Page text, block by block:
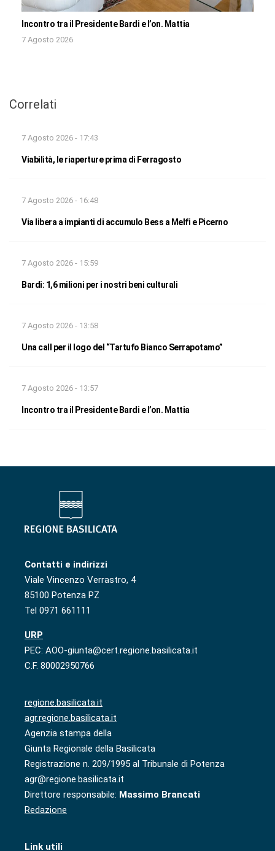
Incontro tra il Presidente Bardi e l’on. Mattia
7 Agosto 2026
Correlati
7 Agosto 2026 - 17:43
Viabilità, le riaperture prima di Ferragosto
7 Agosto 2026 - 16:48
Via libera a impianti di accumulo Bess a Melfi e Picerno
7 Agosto 2026 - 15:59
Bardi: 1,6 milioni per i nostri beni culturali
7 Agosto 2026 - 13:58
Una call per il logo del “Tartufo Bianco Serrapotamo”
7 Agosto 2026 - 13:57
Incontro tra il Presidente Bardi e l’on. Mattia
Contatti e indirizzi
Viale Vincenzo Verrastro, 4
85100 Potenza PZ
Tel 0971 661111
URP
PEC: AOO-giunta@cert.regione.basilicata.it
C.F. 80002950766
regione.basilicata.it
agr.regione.basilicata.it
Agenzia stampa della
Giunta Regionale della Basilicata
Registrazione n. 209/1995 al Tribunale di Potenza
agr@regione.basilicata.it
Direttore responsabile: Massimo Brancati
Redazione
Link utili